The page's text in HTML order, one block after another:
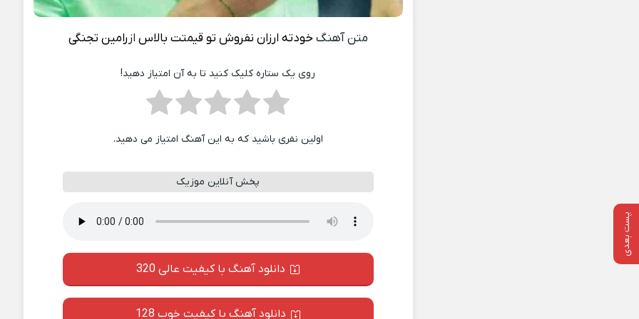
پست بعدی
متن آهنگخودته ارزان نفروش تو قیمتت بالاس از رامین تجنگی
روی یک ستاره کلیک کنید تا به آن امتیاز دهید!
اولین نفری باشید که به این آهنگ امتیاز می دهید.
پخش آنلاین موزیک
دانلود آهنگ با کیفیت عالی 320
دانلود آهنگ با کیفیت خوب 128